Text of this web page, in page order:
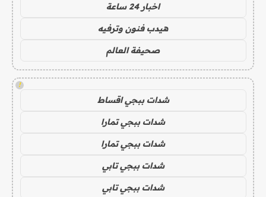
اخبار 24 ساعة
هيدب فنون وترفيه
صحيفة العالم
!
شدات ببجي اقساط
شدات ببجي تمارا
شدات ببجي تمارا
شدات ببجي تابي
شدات ببجي تابي